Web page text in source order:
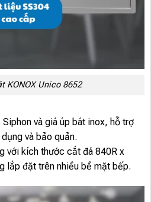
KONOX Unico 8652
và giá úp bát inox, hỗ trợ
và bảo quản.
với kích thước cắt đá 840R x
lắp đặt trên nhiều bề mặt bếp.